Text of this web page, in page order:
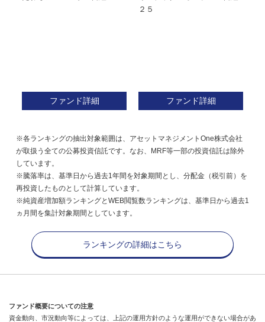
ファンド詳細
２５
ファンド詳細
※各ランキングの抽出対象範囲は、アセットマネジメントOne株式会社
が取扱う全ての公募投資信託です。なお、MRF等一部の投資信託は除外
しています。
※騰落率は、基準日から過去1年間を対象期間とし、分配金（税引前）を
再投資したものとして計算しています。
※純資産増加額ランキングとWEB閲覧数ランキングは、基準日から過去1
ヵ月間を集計対象期間としています。
ランキングの詳細はこちら
ファンド概要についての注意
資金動向、市況動向等によっては、上記の運用方針のような運用ができない場合があ